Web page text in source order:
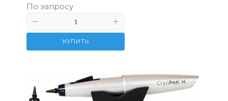
По запросу
КУПИТЬ